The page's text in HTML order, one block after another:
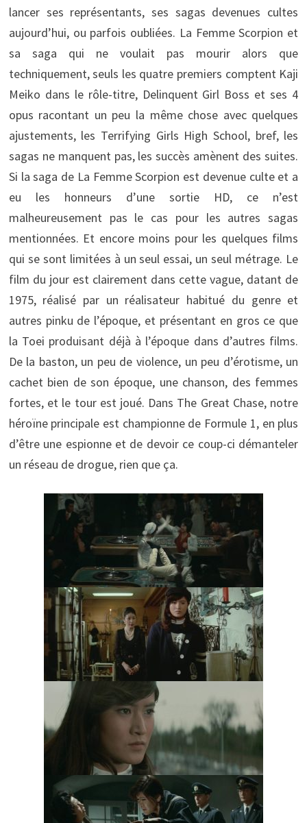
lancer ses représentants, ses sagas devenues cultes
aujourd’hui, ou parfois oubliées. La Femme Scorpion et
sa saga qui ne voulait pas mourir alors que
techniquement, seuls les quatre premiers comptent Kaji
Meiko dans le rôle-titre, Delinquent Girl Boss et ses 4
opus racontant un peu la même chose avec quelques
ajustements, les Terrifying Girls High School, bref, les
sagas ne manquent pas, les succès amènent des suites.
Si la saga de La Femme Scorpion est devenue culte et a
eu les honneurs d’une sortie HD, ce n’est
malheureusement pas le cas pour les autres sagas
mentionnées. Et encore moins pour les quelques films
qui se sont limitées à un seul essai, un seul métrage. Le
film du jour est clairement dans cette vague, datant de
1975, réalisé par un réalisateur habitué du genre et
autres pinku de l’époque, et présentant en gros ce que
la Toei produisant déjà à l’époque dans d’autres films.
De la baston, un peu de violence, un peu d’érotisme, un
cachet bien de son époque, une chanson, des femmes
fortes, et le tour est joué. Dans The Great Chase, notre
héroïne principale est championne de Formule 1, en plus
d’être une espionne et de devoir ce coup-ci démanteler
un réseau de drogue, rien que ça.